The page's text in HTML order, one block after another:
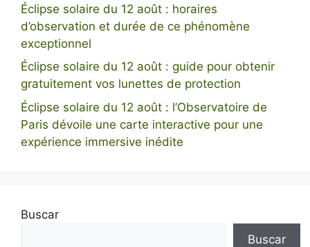
Éclipse solaire du 12 août : horaires
d’observation et durée de ce phénomène
exceptionnel
Éclipse solaire du 12 août : guide pour obtenir
gratuitement vos lunettes de protection
Éclipse solaire du 12 août : l’Observatoire de
Paris dévoile une carte interactive pour une
expérience immersive inédite
Buscar
Buscar